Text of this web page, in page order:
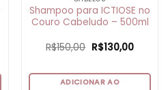
Shampoo para ICTIOSE no
Couro Cabeludo – 500ml
R$150,00 O
era:
R$150,00.
R$130,00O
é:
ADICIONAR AO